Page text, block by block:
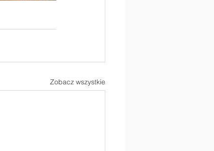
Zobacz wszystkie